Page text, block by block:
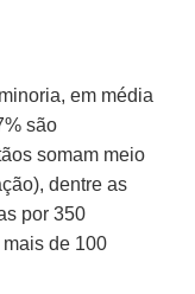
em média
são
somam meio
dentre as
por 350
de 100